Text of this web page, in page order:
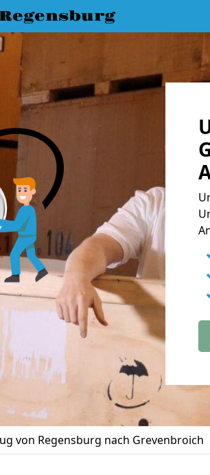
von Regensburg nach Grevenbroich